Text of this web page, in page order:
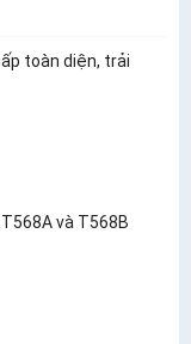
toàn diện, trải
và T568B